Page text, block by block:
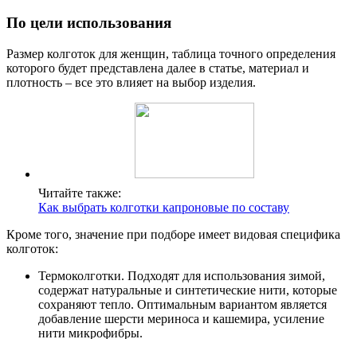
По цели использования
Размер колготок для женщин, таблица точного определения
которого будет представлена далее в статье, материал и
плотность – все это влияет на выбор изделия.
Читайте также:
Как выбрать колготки капроновые по составу
Кроме того, значение при подборе имеет видовая специфика
колготок:
Термоколготки. Подходят для использования зимой,
содержат натуральные и синтетические нити, которые
сохраняют тепло. Оптимальным вариантом является
добавление шерсти мериноса и кашемира, усиление
нити микрофибры.